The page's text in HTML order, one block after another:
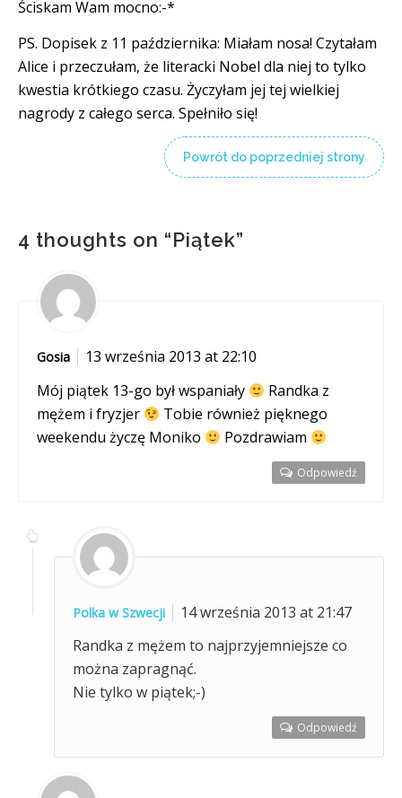
Ściskam Wam mocno:-*
PS. Dopisek z 11 października: Miałam nosa! Czytałam
Alice i przeczułam, że literacki Nobel dla niej to tylko
kwestia krótkiego czasu. Życzyłam jej tej wielkiej
nagrody z całego serca. Spełniło się!
Powrót do poprzedniej strony
4 thoughts on “Piątek”
Gosia
13 września 2013 at 22:10
Mój piątek 13-go był wspaniały
Randka z
mężem i fryzjer
Tobie również pięknego
weekendu życzę Moniko
Pozdrawiam
Odpowiedź
Polka w Szwecji
14 września 2013 at 21:47
Randka z mężem to najprzyjemniejsze co
można zapragnąć.
Nie tylko w piątek;-)
Odpowiedź